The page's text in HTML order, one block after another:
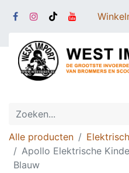
Alle producten
Apollo Elektrische
Blauw